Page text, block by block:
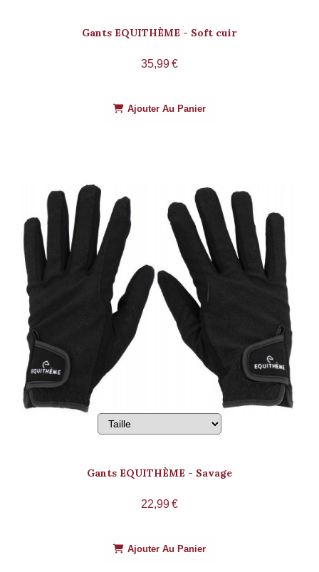
Gants EQUITHÈME - Soft cuir
35,99€
Ajouter Au Panier
Gants EQUITHÈME - Savage
22,99€
Ajouter Au Panier